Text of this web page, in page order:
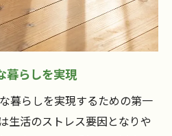
まずかないコツと提案
おうちの片付け方法
ちの片付けアイデア集
適な片付け方法
したおうちの片付け提案
暮らしを実現
暮らしを実現するための第一
生活のストレス要因となりや